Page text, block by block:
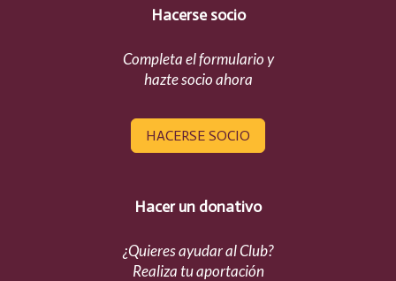
Hacerse socio
Completa el formulario y
hazte socio ahora
HACERSE SOCIO
Hacer un donativo
¿Quieres ayudar al Club?
Realiza tu aportación